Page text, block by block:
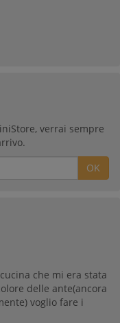
verrai sempre
OK
che mi era stata
delle ante(ancora
voglio fare i